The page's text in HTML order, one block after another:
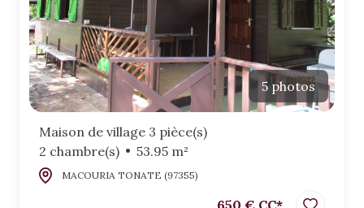
5 photos
Maison de village 3 pièce(s)
2 chambre(s)
53.95 m²
MACOURIA TONATE (97355)
650 € CC*